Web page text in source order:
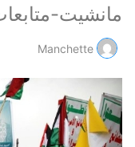
مانشيت-
Manchette